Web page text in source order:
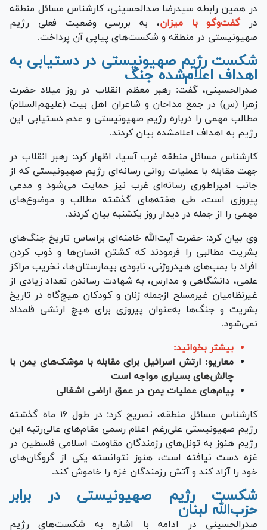
در همین رابطه سیدرضا صدالحسینی، کارشناس مسائل منطقه
درگفت‌‎وگو با میزان
، به بررسی وضعیت فعلی رژیم
صهیونیستی در منطقه و شکست‌های پیاپی آن پرداخت.
شکست رژیم صهیونیستی در دستیابی به
اهداف اعلام‌‎شده جنگ
صدرالحسینی، گفت: رهبر معظم انقلاب در روز میلاد حضرت
زهرا (س) در جمع مداحان و شاعران اهل بیت (علیهم‌السلام)
مطالب مهمی را درباره رژیم صهیونیستی و عدم دستیابی این
رژیم به اهداف اعلام‎شده بیان کردند.
کارشناس مسائل منطقه غرب آسیا، اظهار کرد: رهبر انقلاب در
جهت مقابله با عملیات روانی رسانه‌ای رژیم صهیونیستی که از
جانب امپراطوری رسانه‌ای غرب نیز حمایت می‌شود و مدعی
پیروزی است، طی هفته‌های گذشته مطالب و موضوع‌های
مهمی را از جمله در دیدار روز یکشنبه بیان کردند.
وی بیان کرد: حضرت آیت‌الله خامنه‌ای براساس تاریخ جنگ‌های
بشریت مطالبی را فرمودند که کشتن انسان‌ها و ذوب کردن
افراد با بمب‌های هیدروژنی، نابودی بیمارستان‌ها، تخریب مراکز
علمی، دانشگاهی و مدارس، به شهادت رساندن تعداد زیادی از
غیرنظامیان غیرمسلح ازجمله زنان و کودکان هیچ‌گاه در تاریخ
بشریت و جنگ‌ها به‌عنوان پیروزی برای هیچ ارتشی قلمداد
نمی‌شود.
بیشتر بخوانید:
معاریو: ارتش اسرائیل برای مقابله با موشک‌های یمن با
چالش‌های بسیاری مواجه است
پیام‌های عملیات یمن در عمق اراضی اشغالی
کارشناس مسائل منطقه، تصریح کرد: در طول ۱۶ ماه گذشته
رژیم صهیونیستی علی‌رغم اعلام رسمی مقام‌های عالی‌رتبه این
رژیم هنوز به تونل‌های رزمندگان مقاومت اسلامی فلسطین در
غزه دست نیافته است، هنوز نتوانسته یکی از گروگان‌های
خود را آزاد کند و آتش رزمندگان غزه را خاموش کند.
شکست رژیم صهیونیستی در برابر
حزب‌الله لبنان
صدرالحسینی در ادامه با اشاره به شکست‌های رژیم